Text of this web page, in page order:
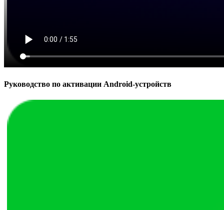
Руководство по активации Android-устройств